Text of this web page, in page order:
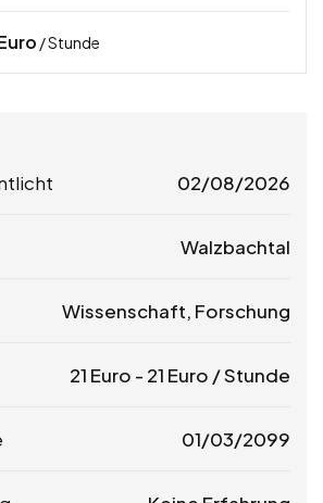
/ Stunde
02/08/2026
Walzbachtal
Wissenschaft, Forschung
21 Euro - 21 Euro / Stunde
01/03/2099